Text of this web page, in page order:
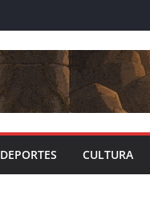
DEPORTES CULTURA